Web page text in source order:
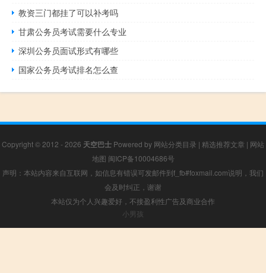
教资三门都挂了可以补考吗
甘肃公务员考试需要什么专业
深圳公务员面试形式有哪些
国家公务员考试排名怎么查
Copyright © 2012 - 2026 天空巴士 Powered by 网站分类目录 | 精选推荐文章 | 网站
地图 闽ICP备10004686号
声明：本站内容来自互联网，如信息有错误可发邮件到f_fb#foxmail.com说明，我们
会及时纠正，谢谢
本站仅为个人兴趣爱好，不接盈利性广告及商业合作
小男孩